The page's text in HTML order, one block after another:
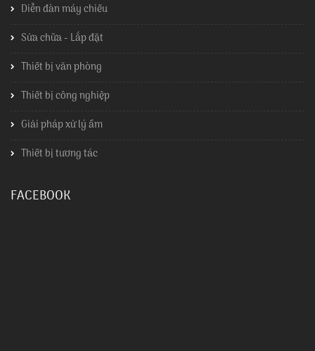
Diễn đàn máy chiếu
Sửa chữa - Lắp đặt
Thiết bị văn phòng
Thiết bị công nghiệp
Giải pháp xử lý ẩm
Thiết bị tương tác
FACEBOOK